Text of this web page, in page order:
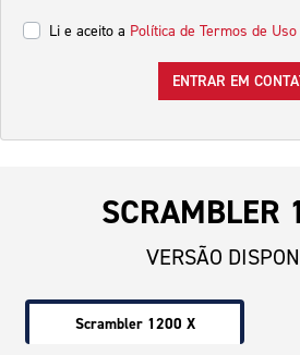
Li e aceito a Política de Termos de
ENTRAR EM
SCRAMBLER
VERSÃO
Scrambler 1200 X